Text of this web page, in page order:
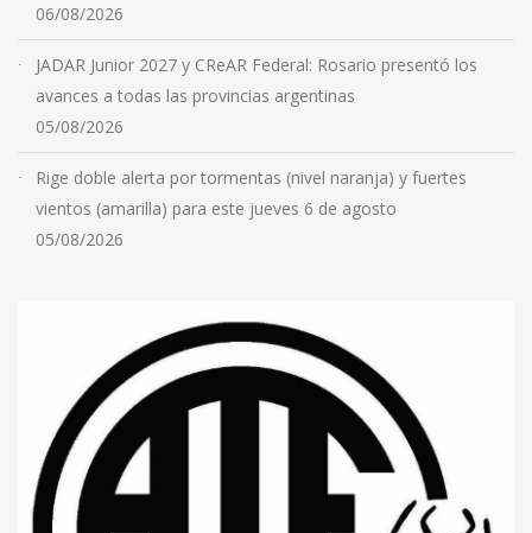
06/08/2026
JADAR Junior 2027 y CReAR Federal: Rosario presentó los
avances a todas las provincias argentinas
05/08/2026
Rige doble alerta por tormentas (nivel naranja) y fuertes
vientos (amarilla) para este jueves 6 de agosto
05/08/2026